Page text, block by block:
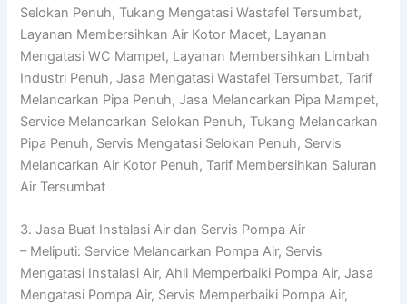
Selokan Penuh, Tukang Mengatasi Wastafel Tersumbat,
Layanan Membersihkan Air Kotor Macet, Layanan
Mengatasi WC Mampet, Layanan Membersihkan Limbah
Industri Penuh, Jasa Mengatasi Wastafel Tersumbat, Tarif
Melancarkan Pipa Penuh, Jasa Melancarkan Pipa Mampet,
Service Melancarkan Selokan Penuh, Tukang Melancarkan
Pipa Penuh, Servis Mengatasi Selokan Penuh, Servis
Melancarkan Air Kotor Penuh, Tarif Membersihkan Saluran
Air Tersumbat
3. Jasa Buat Instalasi Air dan Servis Pompa Air
– Meliputi: Service Melancarkan Pompa Air, Servis
Mengatasi Instalasi Air, Ahli Memperbaiki Pompa Air, Jasa
Mengatasi Pompa Air, Servis Memperbaiki Pompa Air,